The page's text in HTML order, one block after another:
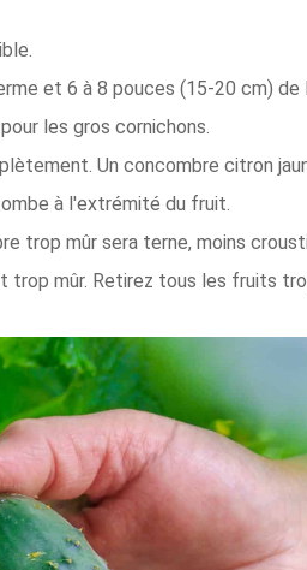
et 6 à 8 pouces (15-20 cm)
les gros cornichons.
Un concombre citron
à l'extrémité du fruit.
trop mûr sera terne, moins
mûr. Retirez tous les fruits